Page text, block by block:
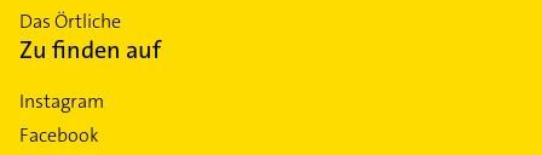
Das Örtliche
Zu finden auf
Instagram
Facebook